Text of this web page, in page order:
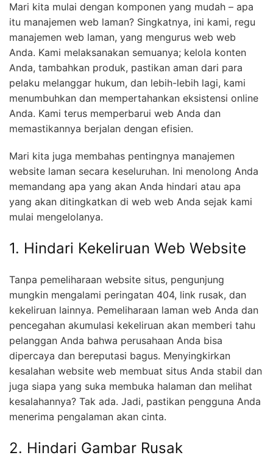
Mari kita mulai dengan komponen yang mudah – apa
itu manajemen web laman? Singkatnya, ini kami, regu
manajemen web laman, yang mengurus web web
Anda. Kami melaksanakan semuanya; kelola konten
Anda, tambahkan produk, pastikan aman dari para
pelaku melanggar hukum, dan lebih-lebih lagi, kami
menumbuhkan dan mempertahankan eksistensi online
Anda. Kami terus memperbarui web Anda dan
memastikannya berjalan dengan efisien.
Mari kita juga membahas pentingnya manajemen
website laman secara keseluruhan. Ini menolong Anda
memandang apa yang akan Anda hindari atau apa
yang akan ditingkatkan di web web Anda sejak kami
mulai mengelolanya.
1. Hindari Kekeliruan Web Website
Tanpa pemeliharaan website situs, pengunjung
mungkin mengalami peringatan 404, link rusak, dan
kekeliruan lainnya. Pemeliharaan laman web Anda dan
pencegahan akumulasi kekeliruan akan memberi tahu
pelanggan Anda bahwa perusahaan Anda bisa
dipercaya dan bereputasi bagus. Menyingkirkan
kesalahan website web membuat situs Anda stabil dan
juga siapa yang suka membuka halaman dan melihat
kesalahannya? Tak ada. Jadi, pastikan pengguna Anda
menerima pengalaman akan cinta.
2. Hindari Gambar Rusak